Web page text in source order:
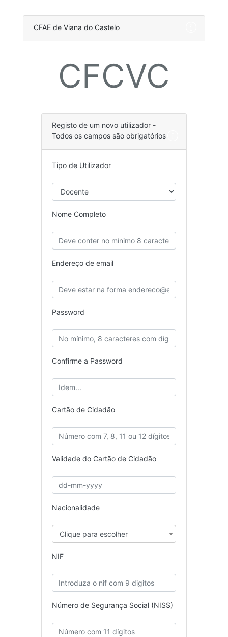
CFAE de Viana do Castelo
CFCVC
Registo de um novo utilizador -
Todos os campos são obrigatórios
Tipo de Utilizador
Nome Completo
Endereço de email
Password
Confirme a Password
Cartão de Cidadão
Validade do Cartão de Cidadão
Nacionalidade
Clique para escolher
NIF
Número de Segurança Social (NISS)